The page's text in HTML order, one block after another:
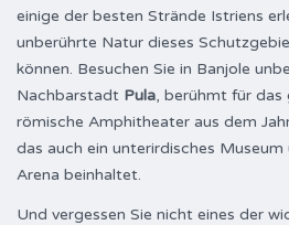
einige der besten Strände Istriens
unberührte Natur dieses
können. Besuchen Sie in Banjole
Nachbarstadt Pula, berühmt für das
römische Amphitheater aus dem
das auch ein unterirdisches
Arena beinhaltet.
Und vergessen Sie nicht eines der